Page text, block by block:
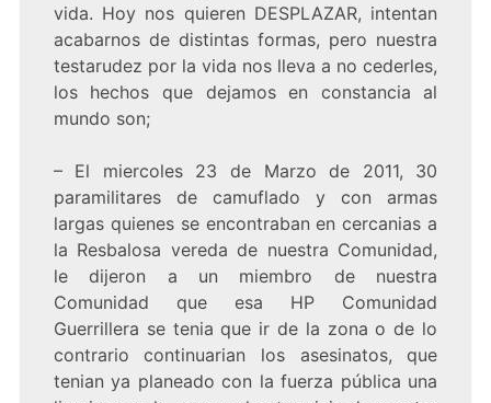
vida. Hoy nos quieren DESPLAZAR, intentan
acabarnos de distintas formas, pero nuestra
testarudez por la vida nos lleva a no cederles,
los hechos que dejamos en constancia al
mundo son;
– El miercoles 23 de Marzo de 2011, 30
paramilitares de camuflado y con armas
largas quienes se encontraban en cercanias a
la Resbalosa vereda de nuestra Comunidad,
le dijeron a un miembro de nuestra
Comunidad que esa HP Comunidad
Guerrillera se tenia que ir de la zona o de lo
contrario continuarian los asesinatos, que
tenian ya planeado con la fuerza pública una